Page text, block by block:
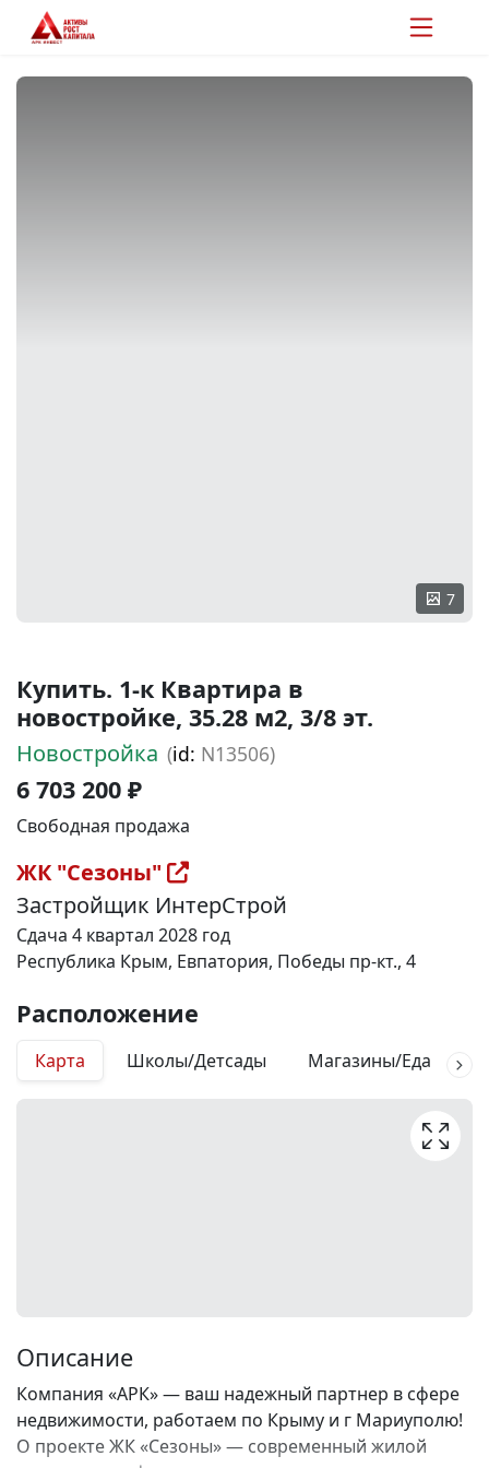
7
Купить. 1-к Квартира в
новостройке, 35.28 м2, 3/8 эт.
Новостройка (id: N13506)
6 703 200 ₽
Свободная продажа
ЖК "Сезоны"
Застройщик ИнтерСтрой
Сдача 4 квартал 2028 год
Республика Крым, Евпатория, Победы пр-кт., 4
Расположение
Карта Школы/Детсады Магазины/Еда
Описание
Компания «АРК» — ваш надежный партнер в сфере
недвижимости, работаем по Крыму и г Мариуполю!
О проекте ЖК «Сезоны» — современный жилой